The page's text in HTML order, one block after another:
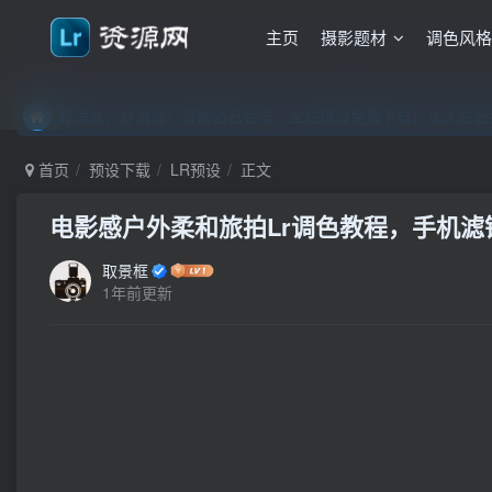
主页 摄影题材 调色风格
好消息，好消息！赞助钻石会员，全站预设免费下载，永久
首页 预设下载 LR预设 正文
电影感户外柔和旅拍Lr调色教程，手机
取景框
1年前更新